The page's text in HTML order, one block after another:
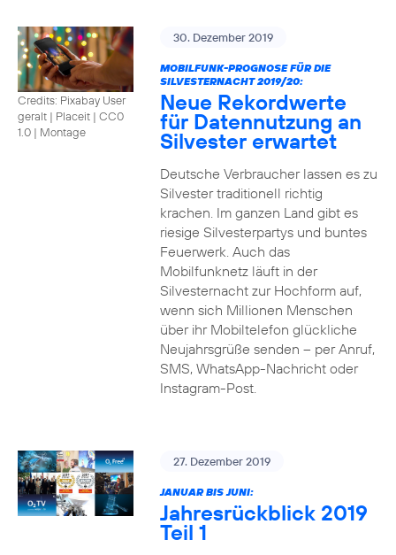
Credits: Pixabay User
geralt | Placeit | CC0
1.0 | Montage
30. Dezember 2019
MOBILFUNK-PROGNOSE FÜR DIE
SILVESTERNACHT 2019/20:
Neue Rekordwerte
für Datennutzung an
Silvester erwartet
Deutsche Verbraucher lassen es zu
Silvester traditionell richtig
krachen. Im ganzen Land gibt es
riesige Silvesterpartys und buntes
Feuerwerk. Auch das
Mobilfunknetz läuft in der
Silvesternacht zur Hochform auf,
wenn sich Millionen Menschen
über ihr Mobiltelefon glückliche
Neujahrsgrüße senden – per Anruf,
SMS, WhatsApp-Nachricht oder
Instagram-Post.
27. Dezember 2019
JANUAR BIS JUNI:
Jahresrückblick 2019
Teil 1